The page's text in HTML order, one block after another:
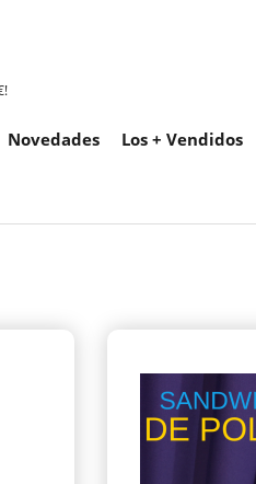
Novedades Los + Vendidos